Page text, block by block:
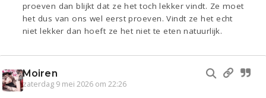
proeven dan blijkt dat ze het toch lekker vindt. Ze moet
het dus van ons wel eerst proeven. Vindt ze het echt
niet lekker dan hoeft ze het niet te eten natuurlijk.
Moiren
zaterdag 9 mei 2026 om 22:26